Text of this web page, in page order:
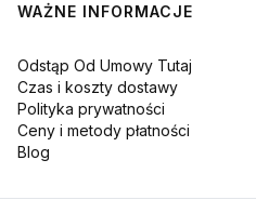
WAŻNE INFORMACJE
Odstąp Od Umowy Tutaj
Czas i koszty dostawy
Polityka prywatności
Ceny i metody płatności
Blog